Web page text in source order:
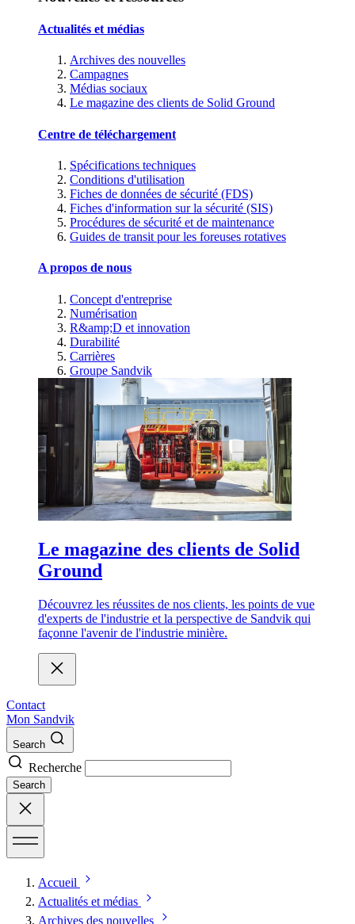
Actualités et médias
Archives des nouvelles
Campagnes
Médias sociaux
Le magazine des clients de Solid Ground
Centre de téléchargement
Spécifications techniques
Conditions d'utilisation
Fiches de données de sécurité (FDS)
Fiches d'information sur la sécurité (SIS)
Procédures de sécurité et de maintenance
Guides de transit pour les foreuses rotatives
A propos de nous
Concept d'entreprise
Numérisation
R&amp;D et innovation
Durabilité
Carrières
Groupe Sandvik
Le magazine des clients de Solid
Ground
Découvrez les réussites de nos clients, les points de vue
d'experts de l'industrie et la perspective de Sandvik qui
façonne l'avenir de l'industrie minière.
Contact
Mon Sandvik
Search
Recherche
Search
Accueil
Actualités et médias
Archives des nouvelles